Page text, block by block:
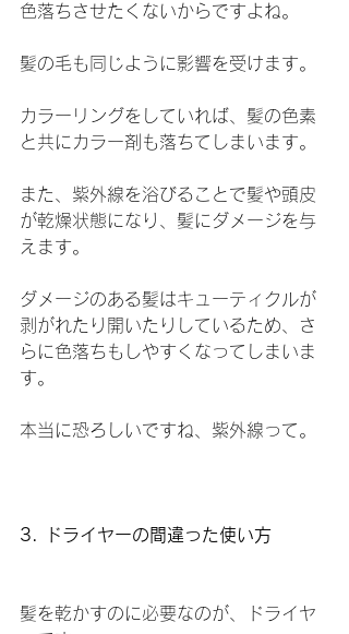
色落ちさせたくないからですよね。
髪の毛も同じように影響を受けます。
カラーリングをしていれば、髪の色素
と共にカラー剤も落ちてしまいます。
また、紫外線を浴びることで髪や頭皮
が乾燥状態になり、髪にダメージを与
えます。
ダメージのある髪はキューティクルが
剥がれたり開いたりしているため、さ
らに色落ちもしやすくなってしまいま
す。
本当に恐ろしいですね、紫外線って。
3. ドライヤーの間違った使い方
髪を乾かすのに必要なのが、ドライヤ